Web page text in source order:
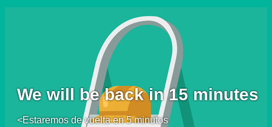
We will be back in 15 minutes
<Estaremos de vuelta en 5 minutos